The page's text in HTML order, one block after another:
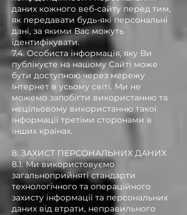
даних кожного веб-сайту перед тим,
як передавати будь-які персональні
дані, за якими Вас можуть
ідентифікувати.
7.4. Особиста інформація, яку Ви
публікуєте на нашому Сайті може
бути доступною через мережу
Інтернет в усьому світі. Ми не
можемо запобігти використанню та
нецільовому використанню такої
інформації третіми сторонами в
інших країнах.
8. ЗАХИСТ ПЕРСОНАЛЬНИХ ДАНИХ
8.1. Ми використовуємо
загальноприйняті стандарти
технологічного та операційного
захисту інформації та персональних
даних від втрати, неправильного